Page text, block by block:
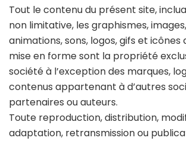
Tout le contenu du présent site,
non limitative, les graphismes,
animations, sons, logos, gifs et icônes
mise en forme sont la propriété
société à l’exception des marques,
contenus appartenant à d’autres
partenaires ou auteurs.
Toute reproduction, distribution,
adaptation, retransmission ou